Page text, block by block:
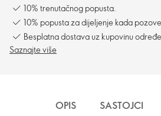
10% trenutačnog popusta.
10% popusta za dijeljenje kada
Besplatna dostava uz kupovinu
Saznajte više
OPIS SASTOJCI